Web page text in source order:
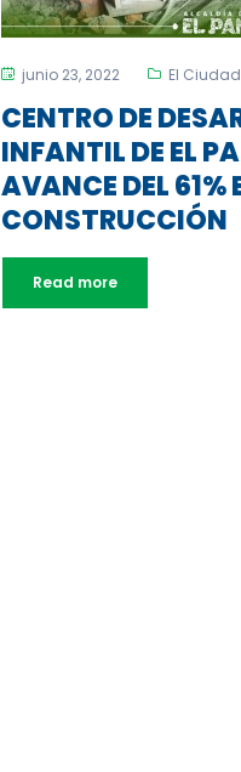
junio 23, 2022 El
CENTRO DE
INFANTIL DE EL
AVANCE DEL 61%
CONSTRUCCIÓN
Read more